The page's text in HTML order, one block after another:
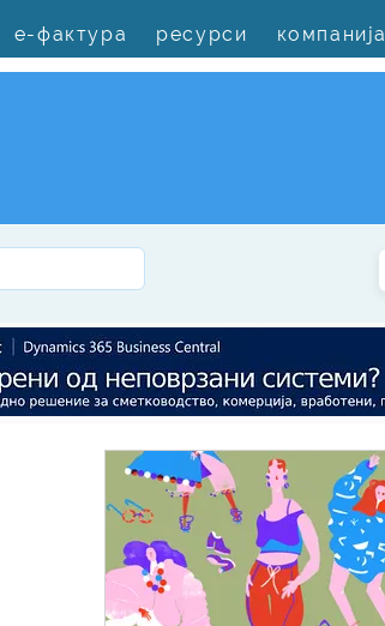
е-фактура ресурси компанија